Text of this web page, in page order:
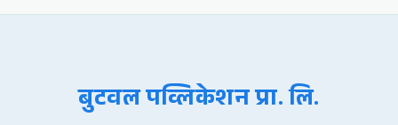
बुटवल पव्लिकेशन प्रा. लि.